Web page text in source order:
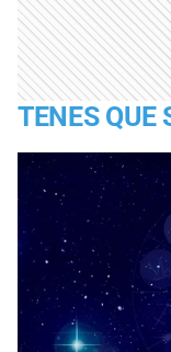
TENES QUE